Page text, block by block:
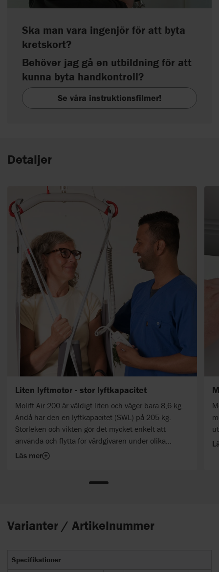
Ska man vara ingenjör för att byta
kretskort?
Behöver jag gå en utbildning för att
kunna byta handkontroll?
Se våra instruktionsfilmer!
Detaljer
Liten lyftmotor - stor lyftkapacitet
Molift Air 200 är väldigt liten och väger bara 8,6 kg.
Ändå har den en lyftkapacitet (SWL) på 205 kg.
Storleken och vikten gör det mycket enkelt att
använda och flytta för vårdgivaren under olika
förflyttningssituationer.
Läs mer
Varianter / Artikelnummer
Specifikationer